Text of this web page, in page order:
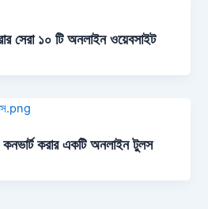
সেরা ১০ টি অনলাইন ওয়েবসাইট
কনভার্ট করার একটি অনলাইন টুলস